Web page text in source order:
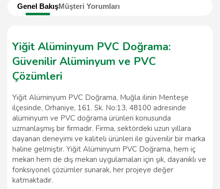
Genel BakışMüşteri Yorumları
Yiğit Alüminyum PVC Doğrama:
Güvenilir Alüminyum ve PVC
Çözümleri
Yiğit Alüminyum PVC Doğrama, Muğla ilinin Menteşe
ilçesinde, Orhaniye, 161. Sk. No:13, 48100 adresinde
alüminyum ve PVC doğrama ürünleri konusunda
uzmanlaşmış bir firmadır. Firma, sektördeki uzun yıllara
dayanan deneyimi ve kaliteli ürünleri ile güvenilir bir marka
haline gelmiştir. Yiğit Alüminyum PVC Doğrama, hem iç
mekan hem de dış mekan uygulamaları için şık, dayanıklı ve
fonksiyonel çözümler sunarak, her projeye değer
katmaktadır.